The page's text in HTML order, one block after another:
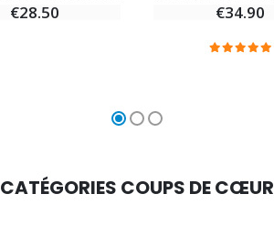
€28.50 €34.90
CATÉGORIES COUPS DE CŒUR